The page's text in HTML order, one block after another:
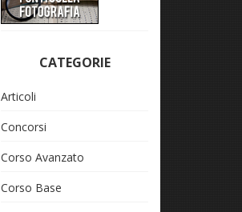
CATEGORIE
Articoli
Concorsi
Corso Avanzato
Corso Base